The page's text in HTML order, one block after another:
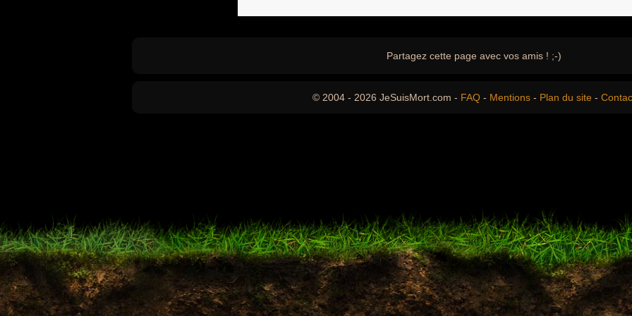
Partagez cette page avec vos amis ! ;-)
© 2004 - 2026 JeSuisMort.com - FAQ - Mentions - Plan du site -